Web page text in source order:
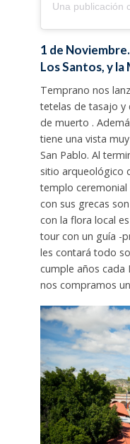
1 de
Los Santos, y
Temprano nos
tetelas de tasajo y
de muerto .
tiene una vista
San Pablo. Al
sitio arqueológico
templo
con sus grecas
con la flora local
tour con un guía -
les contará todo
cumple años cada
nos compramos